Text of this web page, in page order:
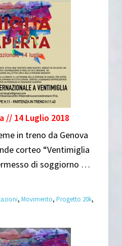
// 14 Luglio 2018
in treno da Genova
corteo “Ventimiglia
di soggiorno …
, Movimento, Progetto 20k,